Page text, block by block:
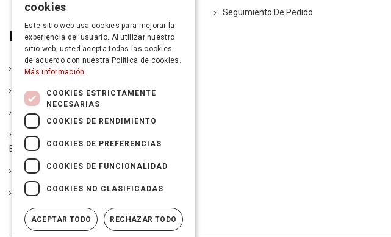
Seguimiento De Pedido
Legal
Política De Entrega
Aviso Legal
Condiciones De La Garantía
Política De Devoluciones Y Autorización De
Envío De Mercancía
Condiciones De Financiación
Política De Cookies
cookies
Este sitio web usa cookies para mejorar la
experiencia del usuario. Al utilizar nuestro
sitio web, usted acepta todas las cookies
de acuerdo con nuestra Política de cookies.
Más información
COOKIES ESTRICTAMENTE
NECESARIAS
COOKIES DE RENDIMIENTO
COOKIES DE PREFERENCIAS
COOKIES DE FUNCIONALIDAD
COOKIES NO CLASIFICADAS
ACEPTAR TODO RECHAZAR TODO